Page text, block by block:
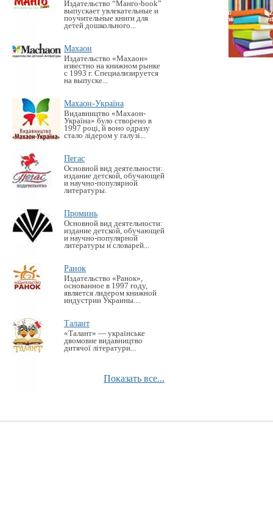
Издательство “Манго-book”
выпускает увлекательные и
поучительные книги для
детей дошкольного...
Махаон
Издательство «Махаон»
известно на книжном рынке
с 1993 г. Специализируется
на выпуске...
Махаон-Україна
Видавництво «Махаон-
Україна» було створено в
1997 році, й воно одразу
стало лідером у галузі...
Пегас
Основной вид деятельности:
издание детской, обучающей
и научно-популярной
литературы.
Проминь
Основной вид деятельности:
издание детской, обучающей
и научно-популярной
литературы и словарей...
Ранок
Издательство «Ранок»,
основанное в 1997 году,
является лидером книжной
индустрии Украины....
Талант
«Талант» — українське
двомовне видавництво
дитячої літератури...
Показать все...